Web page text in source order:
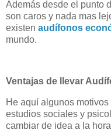
Además desde el punto
son caros y nada mas
existen audífonos
mundo.
Ventajas de llevar
He aquí algunos
estudios sociales y
cambiar de idea a la